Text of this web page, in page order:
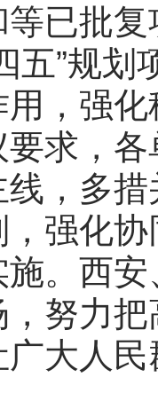
等已批
五”规
用，强
，各
线，多
强化
。西
，努力
广大人